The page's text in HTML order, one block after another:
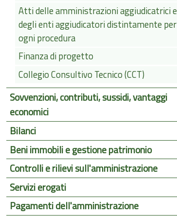
Atti delle amministrazioni aggiudicatrici e
degli enti aggiudicatori distintamente per
ogni procedura
Finanza di progetto
Collegio Consultivo Tecnico (CCT)
Sovvenzioni, contributi, sussidi, vantaggi
economici
Bilanci
Beni immobili e gestione patrimonio
Controlli e rilievi sull'amministrazione
Servizi erogati
Pagamenti dell'amministrazione